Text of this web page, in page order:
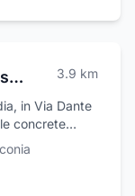
Agenzia Funebre La Misericordia 3.9 km
in Via Dante
concrete
un
dalla